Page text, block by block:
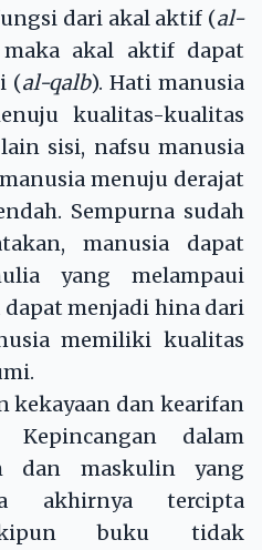
dari akal aktif (al-
akal aktif dapat
(al-qalb). Hati manusia
kualitas-kualitas
sisi, nafsu manusia
menuju derajat
Sempurna sudah
manusia dapat
yang melampaui
menjadi hina dari
memiliki kualitas
kekayaan dan kearifan
dalam
dan maskulin yang
akhirnya tercipta
buku tidak